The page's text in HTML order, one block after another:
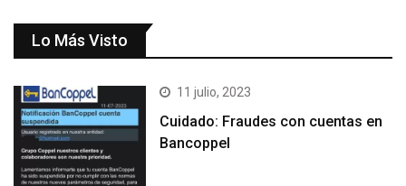
Lo Más Visto
11 julio, 2023
Cuidado: Fraudes con cuentas en
Bancoppel